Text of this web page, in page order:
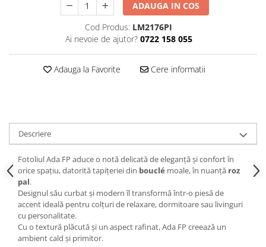
Designers' Choice
ADAUGA IN COS
Cod Produs: LM2176PI
Ai nevoie de ajutor? 0722 158 055
Adauga la Favorite Cere informatii
Descriere
Fotoliul Ada FP aduce o notă delicată de eleganță și confort în
orice spațiu, datorită tapițeriei din bouclé moale, în nuanță roz
pal.
Designul său curbat și modern îl transformă într-o piesă de
accent ideală pentru colțuri de relaxare, dormitoare sau livinguri
cu personalitate.
Cu o textură plăcută și un aspect rafinat, Ada FP creează un
ambient cald și primitor.